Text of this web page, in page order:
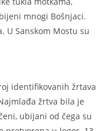
mnogi Bošnjaci.
U Sanskom Mostu su
identifikovanih žrtava
žrtva bila je
ubijani od čega su